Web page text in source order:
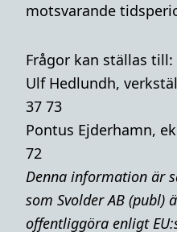
motsvarande
Frågor kan ställas till:
Ulf Hedlundh,
37 73
Pontus Ejderhamn,
72
Denna information är
som Svolder AB (publ)
offentliggöra enligt